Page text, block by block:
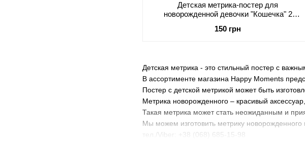
Детская метрика - это стильный постер с
В ассортименте магазина Happy Moments
Постер с детской метрикой может быть
Метрика новорожденного – красивый
Такая метрика может стать неожиданным и
Мы можем изготовить метрику
тел./Viber: +38 (068) 685-15-98
Детская метрика-постер для
новорожденной девочки "Кошечка" 2
150 грн